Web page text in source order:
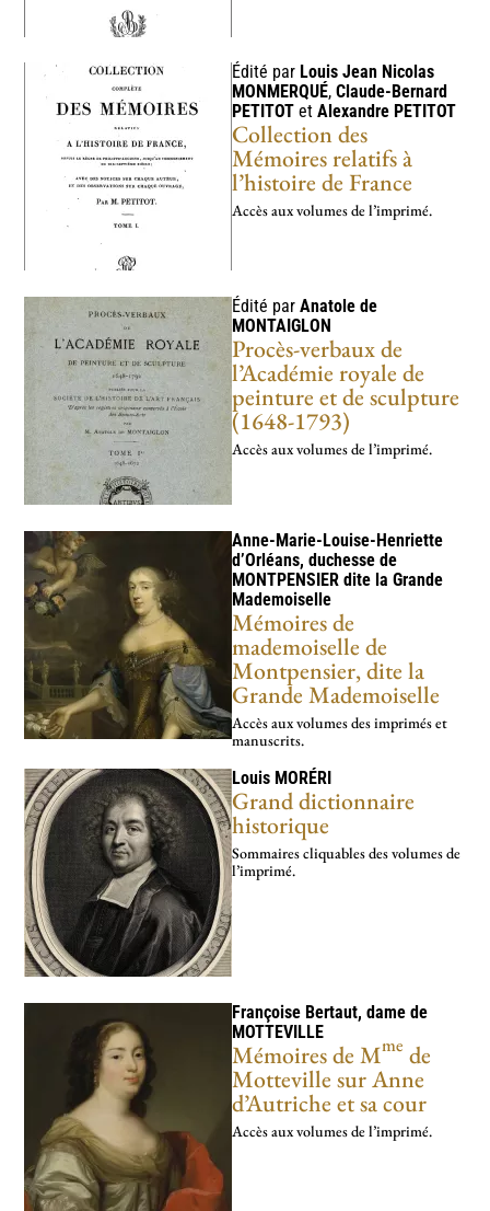
Édité par Louis Jean Nicolas
MONMERQUÉ,Claude-Bernard
PETITOT etAlexandre PETITOT
Collection des
Mémoires relatifs à
l’histoire de France
Accès aux volumes de l’imprimé.
Édité parAnatole de
MONTAIGLON
Procès-verbaux de
l’Académie royale de
peinture et de sculpture
(1648-1793)
Accès aux volumes de l’imprimé.
Anne-Marie-Louise-Henriette
d’Orléans, duchesse de
MONTPENSIER dite la Grande
Mademoiselle
Mémoires de
mademoiselle de
Montpensier, dite la
Grande Mademoiselle
Accès aux volumes des imprimés et
manuscrits.
Louis MORÉRI
Grand dictionnaire
historique
Sommaires cliquables des volumes de
l’imprimé.
Françoise Bertaut, dame de
MOTTEVILLE
Mémoires de Mme de
Motteville sur Anne
d’Autriche et sa cour
Accès aux volumes de l’imprimé.